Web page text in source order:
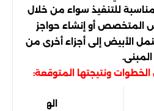
للتنفيذ سواء من خلال
المتخصص أو إنشاء حواجز
الأبيض إلى أجزاء أخرى من
المبنى.
ونتيجتها المتوقعة:
الهدف من